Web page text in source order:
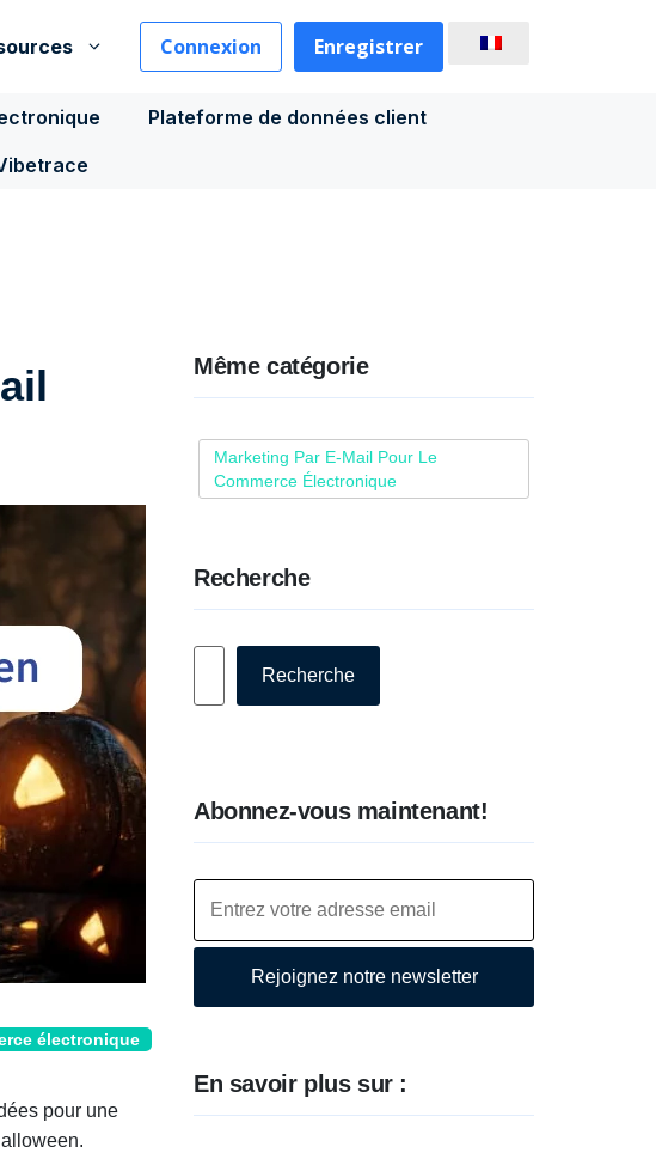
Connexion Enregistrer
Plateforme de données client
électronique
pour une
Même catégorie
Marketing Par E-Mail Pour Le
Commerce Électronique
Recherche
Recherche
Abonnez-vous maintenant!
Rejoignez notre newsletter
En savoir plus sur :